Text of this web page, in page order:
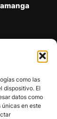
como las
dispositivo. El
datos como
en este